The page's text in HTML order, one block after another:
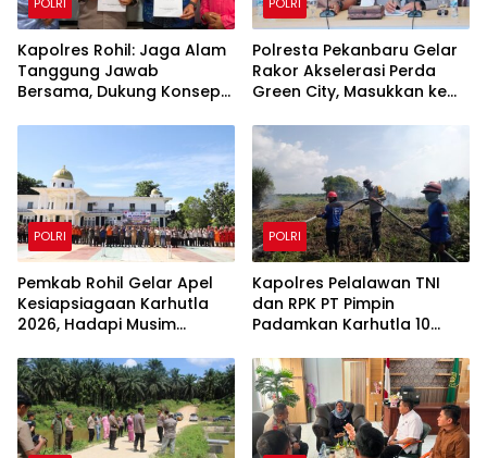
Kapolres Rohil: Jaga Alam
Tanggung Jawab
Bersama, Dukung Konsep
Polresta Pekanbaru Gelar
Rakor Akselerasi Perda
Green City, Masukkan ke
POLRI
Pemkab Rohil Gelar Apel
Kesiapsiagaan Karhutla
2026, Hadapi Musim
POLRI
Kapolres Pelalawan TNI
dan RPK PT Pimpin
Padamkan Karhutla 10
Water Bombing Diterjunkan